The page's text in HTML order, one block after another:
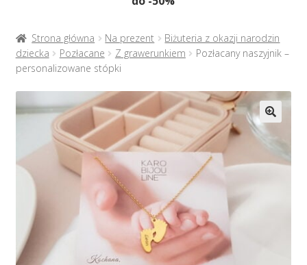
Bransoletki
Rozwiń
menu
Na prezent
menu
Strona główna Na prezent
Biżuteria z okazji narodzin
dziecka
Pozłacane Z grawerunkiem
Pozłacany naszyjnik –
personalizowane stópki